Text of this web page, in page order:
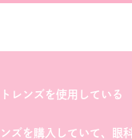
レンズを使用している
ズを購入していて、眼